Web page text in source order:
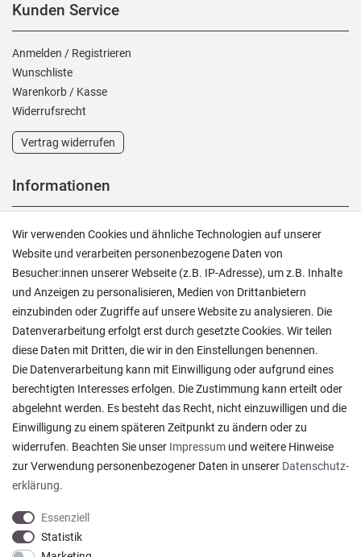
Kunden Service
Anmelden / Registrieren
Wunschliste
Warenkorb / Kasse
Widerrufs­recht
Vertrag widerrufen
Informationen
Versand und Zahlung
Rücksendungen
Lieferung in die Schweiz
Pflegesymbole
Lagerverkauf
Ratgeber & News
Alles wie beschrieben , sehr gute Qualität
Rainer T., Rheine
Datum der Veröffentlichung: 06.08.2026
Datum der Kauferfahrung: 27.07.2026
Wir verwenden Cookies und ähnliche Technologien auf unserer
Website und verarbeiten personenbezogene Daten von
Besucher:innen unserer Webseite (z.B. IP-Adresse), um z.B. Inhalte
und Anzeigen zu personalisieren, Medien von Drittanbietern
einzubinden oder Zugriffe auf unsere Website zu analysieren. Die
Datenverarbeitung erfolgt erst durch gesetzte Cookies. Wir teilen
diese Daten mit Dritten, die wir in den Einstellungen benennen.
Die Datenverarbeitung kann mit Einwilligung oder aufgrund eines
berechtigten Interesses erfolgen. Die Zustimmung kann erteilt oder
abgelehnt werden. Es besteht das Recht, nicht einzuwilligen und die
Einwilligung zu einem späteren Zeitpunkt zu ändern oder zu
widerrufen. Beachten Sie unser Impressum und weitere Hinweise
zur Verwendung personenbezogener Daten in unserer Daten­schutz­
erklärung.
Essenziell
Statistik